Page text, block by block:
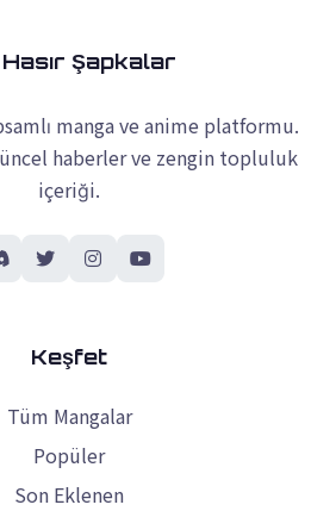
Hasır Şapkalar
manga ve anime platformu.
haberler ve zengin topluluk
içeriği.
Keşfet
Tüm Mangalar
Popüler
Son Eklenen